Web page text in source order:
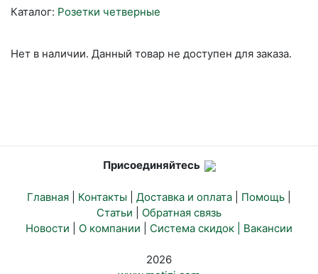
Каталог: Розетки четверные
Нет в наличии. Данный товар не доступен для заказа.
Присоединяйтесь
Главная Контакты Доставка и оплата Помощь
Статьи
Обратная связь
Новости
О компании Система скидок | Вакансии
2026